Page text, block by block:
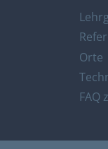
Orte
FAQ